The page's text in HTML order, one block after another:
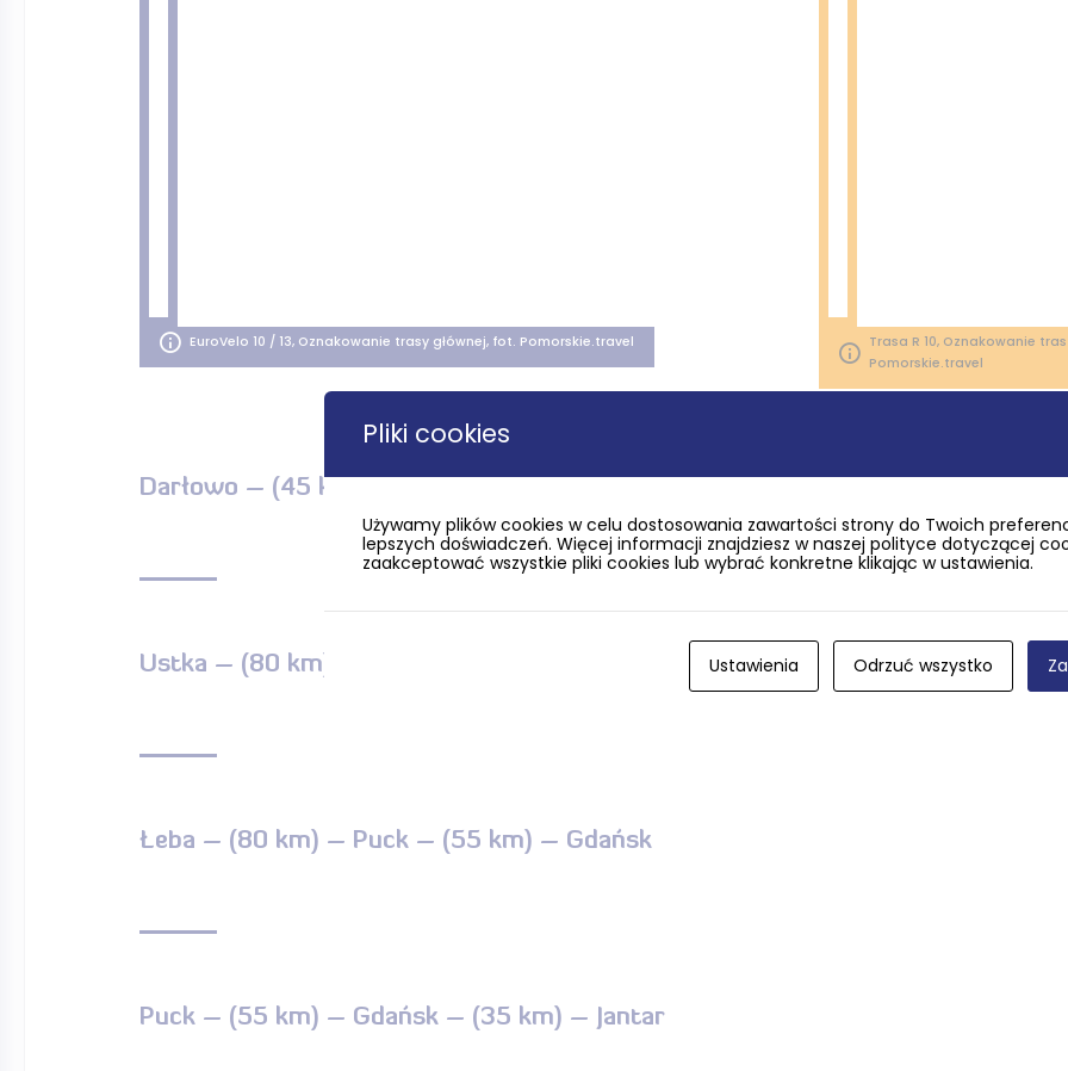
EuroVelo 10 / 13, Oznakowanie trasy głównej, fot. Pomorskie.travel
Trasa R 10, Oznakowanie
Pomorskie.travel
Darłowo – (45 km) – Ustka – (80 km) – Łeba
Ustka – (80 km) – Łeba – (80 km) – Puck
Łeba – (80 km) – Puck – (55 km) – Gdańsk
Puck – (55 km) – Gdańsk – (35 km) – Jantar
Pliki cookies
Używamy plików cookies w celu dostosowania zawartości strony do Twoich
lepszych doświadczeń. Więcej informacji znajdziesz w naszej polityce dotyczącej
zaakceptować wszystkie pliki cookies lub wybrać konkretne klikając w ustawienia.
Ustawienia Odrzuć wszystko